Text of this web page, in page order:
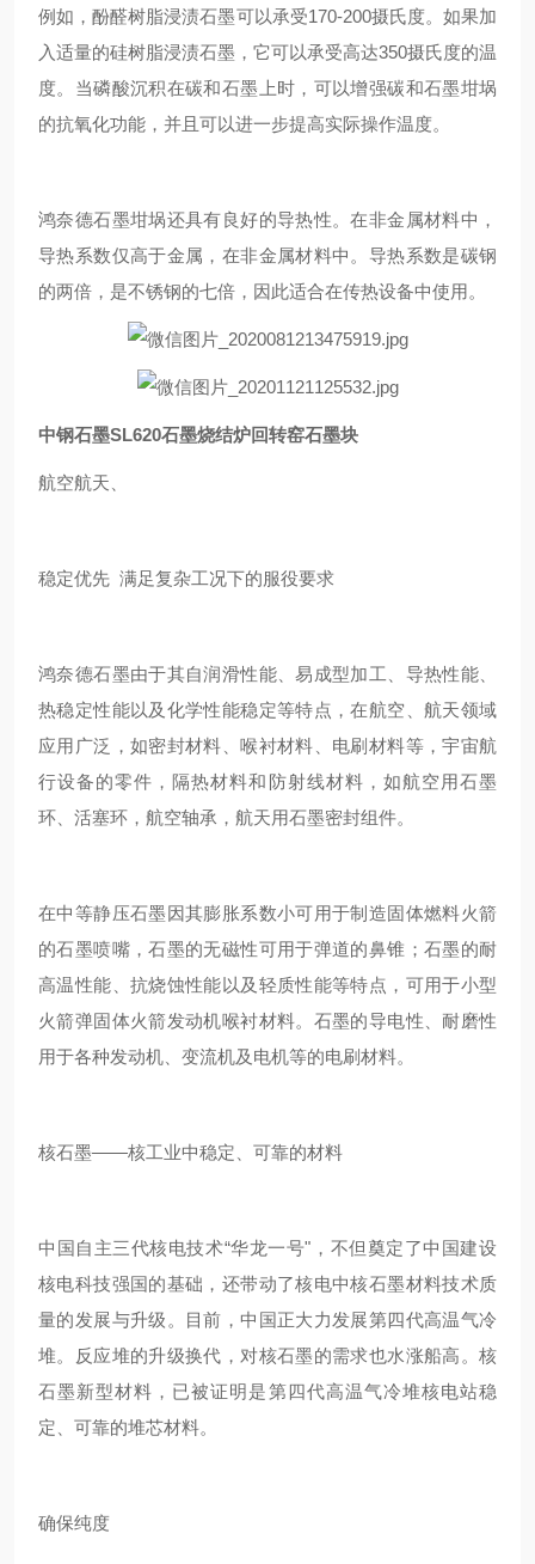
例如，酚醛树脂浸渍石墨可以承受170-200摄氏度。如果加
入适量的硅树脂浸渍石墨，它可以承受高达350摄氏度的温
度。当磷酸沉积在碳和石墨上时，可以增强碳和石墨坩埚
的抗氧化功能，并且可以进一步提高实际操作温度。
鸿奈德石墨坩埚还具有良好的导热性。在非金属材料中，
导热系数仅高于金属，在非金属材料中。导热系数是碳钢
的两倍，是不锈钢的七倍，因此适合在传热设备中使用。
中钢石墨SL620石墨烧结炉回转窑石墨块
航空航天、
稳定优先 满足复杂工况下的服役要求
鸿奈德石墨由于其自润滑性能、易成型加工、导热性能、
热稳定性能以及化学性能稳定等特点，在航空、航天领域
应用广泛，如密封材料、喉衬材料、电刷材料等，宇宙航
行设备的零件，隔热材料和防射线材料，如航空用石墨
环、活塞环，航空轴承，航天用石墨密封组件。
在中等静压石墨因其膨胀系数小可用于制造固体燃料火箭
的石墨喷嘴，石墨的无磁性可用于弹道的鼻锥；石墨的耐
高温性能、抗烧蚀性能以及轻质性能等特点，可用于小型
火箭弹固体火箭发动机喉衬材料。石墨的导电性、耐磨性
用于各种发动机、变流机及电机等的电刷材料。
核石墨——核工业中稳定、可靠的材料
中国自主三代核电技术“华龙一号"，不但奠定了中国建设
核电科技强国的基础，还带动了核电中核石墨材料技术质
量的发展与升级。目前，中国正大力发展第四代高温气冷
堆。反应堆的升级换代，对核石墨的需求也水涨船高。核
石墨新型材料，已被证明是第四代高温气冷堆核电站稳
定、可靠的堆芯材料。
确保纯度